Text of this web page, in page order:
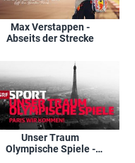
Max Verstappen -
Abseits der Strecke
Unser Traum
Olympische Spiele -